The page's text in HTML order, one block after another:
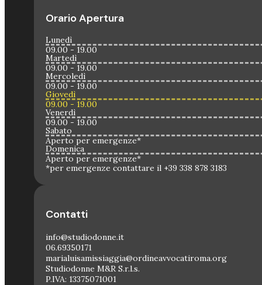
Orario Apertura
Lunedì
09.00 - 19.00
Martedì
09.00 - 19.00
Mercoledì
09.00 - 19.00
Giovedì
09.00 - 19.00
Venerdì
09.00 - 19.00
Sabato
Aperto per emergenze*
Domenica
Aperto per emergenze*
*per emergenze contattare il +39 338 878 3183
Contatti
info@studiodonne.it
06.69350171
marialuisamissiaggia@ordineavvocatiroma.org
Studiodonne M&R S.r.l.s.
P.IVA: 13375071001